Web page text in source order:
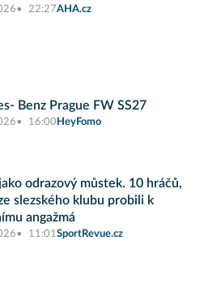
22:27AHA.cz
Benz Prague FW SS27
16:00 HeyFomo
odrazový můstek. 10 hráčů,
slezského klubu probili k
angažmá
11:01SportRevue.cz